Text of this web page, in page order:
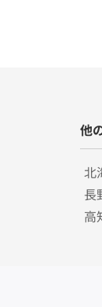
他
北
長
高